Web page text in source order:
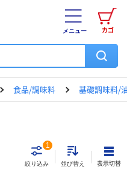
カゴ
メニュー
食品/調味料 基礎調味料/
絞り込み
1
並び替え 表示切替